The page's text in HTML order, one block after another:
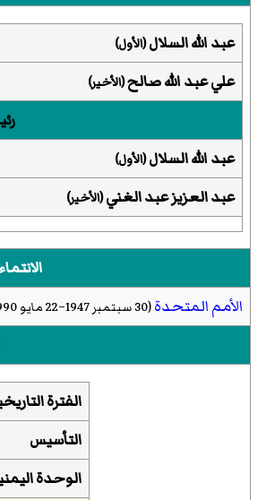
عبد الله السلال(الأول)
علي عبد الله صالح(الأخير)
عبد الله السلال(الأول)
عبد العزيز عبد الغني(الأخير)
الأمم المتحدة(30 سبتمبر 1947–22 مايو 1990)
الفترة
التأسيس
الوحدة